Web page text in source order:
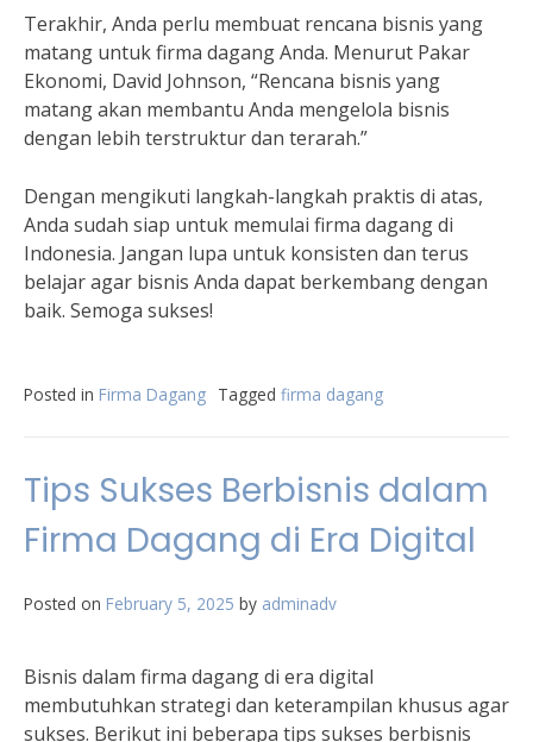
Terakhir, Anda perlu membuat rencana bisnis yang
matang untuk firma dagang Anda. Menurut Pakar
Ekonomi, David Johnson, “Rencana bisnis yang
matang akan membantu Anda mengelola bisnis
dengan lebih terstruktur dan terarah.”
Dengan mengikuti langkah-langkah praktis di atas,
Anda sudah siap untuk memulai firma dagang di
Indonesia. Jangan lupa untuk konsisten dan terus
belajar agar bisnis Anda dapat berkembang dengan
baik. Semoga sukses!
Posted in Firma Dagang Tagged firma dagang
Tips Sukses Berbisnis dalam
Firma Dagang di Era Digital
Posted on February 5, 2025 by adminadv
Bisnis dalam firma dagang di era digital
membutuhkan strategi dan keterampilan khusus agar
sukses. Berikut ini beberapa tips sukses berbisnis